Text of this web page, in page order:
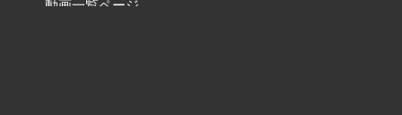
動画一覧ページ